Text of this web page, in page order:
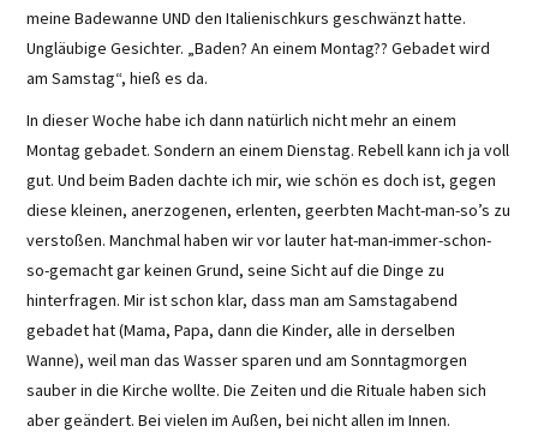
meine Badewanne UND den Italienischkurs geschwänzt hatte.
Ungläubige Gesichter. „Baden? An einem Montag?? Gebadet wird
am Samstag“, hieß es da.
In dieser Woche habe ich dann natürlich nicht mehr an einem
Montag gebadet. Sondern an einem Dienstag. Rebell kann ich ja voll
gut. Und beim Baden dachte ich mir, wie schön es doch ist, gegen
diese kleinen, anerzogenen, erlenten, geerbten Macht-man-so’s zu
verstoßen. Manchmal haben wir vor lauter hat-man-immer-schon-
so-gemacht gar keinen Grund, seine Sicht auf die Dinge zu
hinterfragen. Mir ist schon klar, dass man am Samstagabend
gebadet hat (Mama, Papa, dann die Kinder, alle in derselben
Wanne), weil man das Wasser sparen und am Sonntagmorgen
sauber in die Kirche wollte. Die Zeiten und die Rituale haben sich
aber geändert. Bei vielen im Außen, bei nicht allen im Innen.